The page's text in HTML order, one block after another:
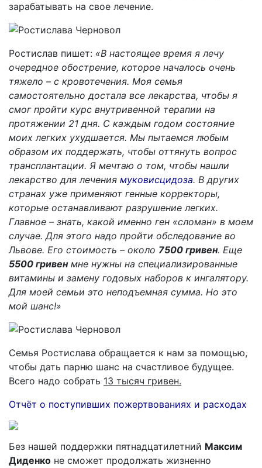
зарабатывать на свое лечение.
Ростислав пишет: «В настоящее время я лечу
очередное обострение, которое началось очень
тяжело – с кровотечения. Моя семья
самостоятельно достала все лекарства, чтобы я
смог пройти курс внутривенной терапии на
протяжении 21 дня. С каждым годом состояние
моих легких ухудшается. Мы пытаемся любым
образом их поддержать, чтобы оттянуть вопрос
трансплантации. Я мечтаю о том, чтобы нашли
лекарство для лечения муковисцидоза. В других
странах уже применяют генные корректоры,
которые останавливают разрушение легких.
Главное – знать, какой именно ген «сломан» в моем
случае. Для этого надо пройти обследование во
Львове. Его стоимость – около 7500 гривен. Еще
5500 гривенмне нужны на специализированные
витамины и замену годовых наборов к ингалятору.
Для моей семьи это неподъемная сумма. Но это
мой шанс!»
Семья Ростислава обращается к нам за помощью,
чтобы дать парню шанс на счастливое будущее.
Всего надо собрать 13 тысяч гривен.
Отчёт о поступивших пожертвованиях и расходах
Без нашей поддержки пятнадцатилетний Максим
Диденко не сможет продолжать жизненно